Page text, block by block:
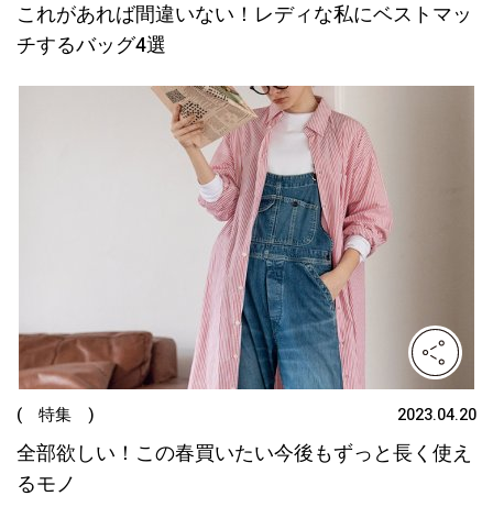
これがあれば間違いない！レディな私にベストマッ
チするバッグ4選
( 特集 ) 2023.04.20
全部欲しい！この春買いたい今後もずっと長く使え
るモノ